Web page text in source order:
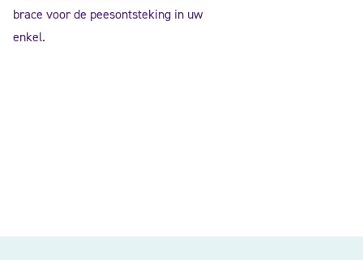
brace voor de peesontsteking in uw
enkel.